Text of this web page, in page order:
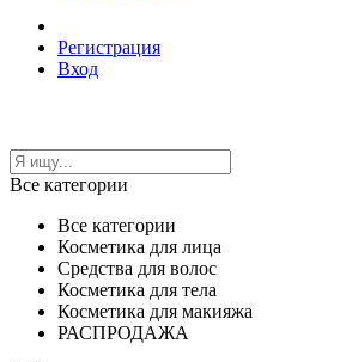
Регистрация
Вход
Все категории
Все категории
Косметика для лица
Средства для волос
Косметика для тела
Косметика для макияжа
РАСПРОДАЖА